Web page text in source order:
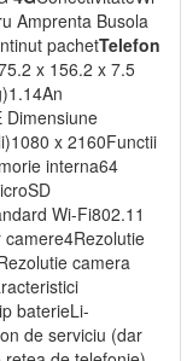
Amprenta Busola
pachetTelefon
x 156.2 x 7.5
Dimensiune
x 2160Functii
interna64
Wi-Fi802.11
camere4Rezolutie
camera
baterieLi-
de serviciu (dar